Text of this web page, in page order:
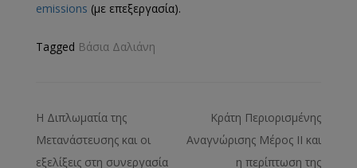
emissions (με επεξεργασία).
Tagged Βάσια Δαλιάνη
Η Διπλωματία της
Μετανάστευσης και οι
εξελίξεις στη συνεργασία
Κράτη Περιορισμένης
Αναγνώρισης Μέρος ΙΙ και
η περίπτωση της